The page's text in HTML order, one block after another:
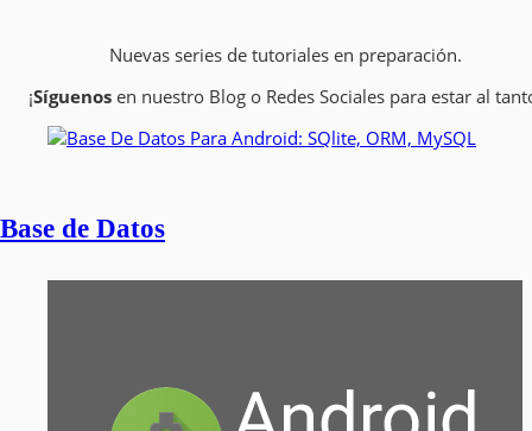
Nuevas series de tutoriales en preparación.
¡Síguenos en nuestro Blog o Redes Sociales para estar al
Base de Datos